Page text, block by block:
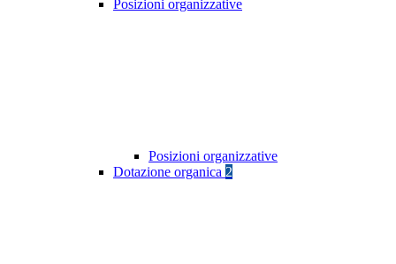
Posizioni organizzative
Posizioni organizzative
Dotazione organica 2